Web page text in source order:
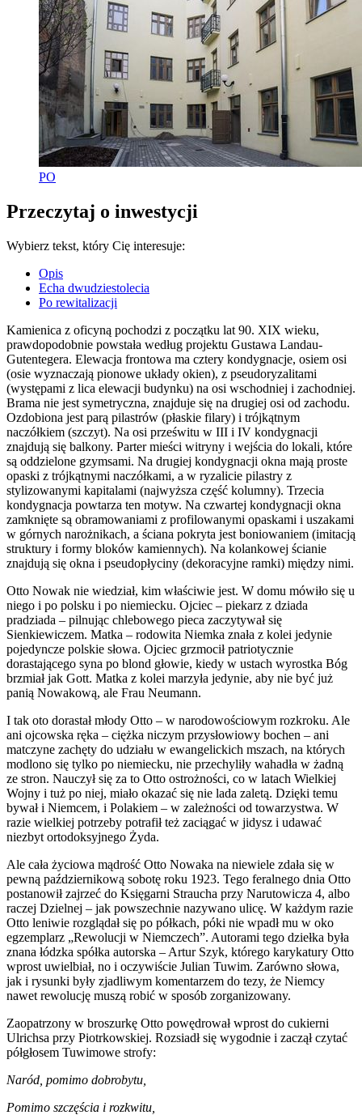
PO
Przeczytaj o inwestycji
Wybierz tekst, który Cię interesuje:
Opis
Echa dwudziestolecia
Po rewitalizacji
Kamienica z oficyną pochodzi z początku lat 90. XIX wieku,
prawdopodobnie powstała według projektu Gustawa Landau-
Gutentegera. Elewacja frontowa ma cztery kondygnacje, osiem osi
(osie wyznaczają pionowe układy okien), z pseudoryzalitami
(występami z lica elewacji budynku) na osi wschodniej i zachodniej.
Brama nie jest symetryczna, znajduje się na drugiej osi od zachodu.
Ozdobiona jest parą pilastrów (płaskie filary) i trójkątnym
naczółkiem (szczyt). Na osi prześwitu w III i IV kondygnacji
znajdują się balkony. Parter mieści witryny i wejścia do lokali, które
są oddzielone gzymsami. Na drugiej kondygnacji okna mają proste
opaski z trójkątnymi naczółkami, a w ryzalicie pilastry z
stylizowanymi kapitalami (najwyższa część kolumny). Trzecia
kondygnacja powtarza ten motyw. Na czwartej kondygnacji okna
zamknięte są obramowaniami z profilowanymi opaskami i uszakami
w górnych narożnikach, a ściana pokryta jest boniowaniem (imitacją
struktury i formy bloków kamiennych). Na kolankowej ścianie
znajdują się okna i pseudopłyciny (dekoracyjne ramki) między nimi.
Otto Nowak nie wiedział, kim właściwie jest. W domu mówiło się u
niego i po polsku i po niemiecku. Ojciec – piekarz z dziada
pradziada – pilnując chlebowego pieca zaczytywał się
Sienkiewiczem. Matka – rodowita Niemka znała z kolei jedynie
pojedyncze polskie słowa. Ojciec grzmocił patriotycznie
dorastającego syna po blond głowie, kiedy w ustach wyrostka Bóg
brzmiał jak Gott. Matka z kolei marzyła jedynie, aby nie być już
panią Nowakową, ale Frau Neumann.
I tak oto dorastał młody Otto – w narodowościowym rozkroku. Ale
ani ojcowska ręka – ciężka niczym przysłowiowy bochen – ani
matczyne zachęty do udziału w ewangelickich mszach, na których
modlono się tylko po niemiecku, nie przechyliły wahadła w żadną
ze stron. Nauczył się za to Otto ostrożności, co w latach Wielkiej
Wojny i tuż po niej, miało okazać się nie lada zaletą. Dzięki temu
bywał i Niemcem, i Polakiem – w zależności od towarzystwa. W
razie wielkiej potrzeby potrafił też zaciągać w jidysz i udawać
niezbyt ortodoksyjnego Żyda.
Ale cała życiowa mądrość Otto Nowaka na niewiele zdała się w
pewną październikową sobotę roku 1923. Tego feralnego dnia Otto
postanowił zajrzeć do Księgarni Straucha przy Narutowicza 4, albo
raczej Dzielnej – jak powszechnie nazywano ulicę. W każdym razie
Otto leniwie rozglądał się po półkach, póki nie wpadł mu w oko
egzemplarz „Rewolucji w Niemczech”. Autorami tego dziełka była
znana łódzka spółka autorska – Artur Szyk, którego karykatury Otto
wprost uwielbiał, no i oczywiście Julian Tuwim. Zarówno słowa,
jak i rysunki były zjadliwym komentarzem do tezy, że Niemcy
nawet rewolucję muszą robić w sposób zorganizowany.
Zaopatrzony w broszurkę Otto powędrował wprost do cukierni
Ulrichsa przy Piotrkowskiej. Rozsiadł się wygodnie i zaczął czytać
półgłosem Tuwimowe strofy:
Naród, pomimo dobrobytu,
Pomimo szczęścia i rozkwitu,